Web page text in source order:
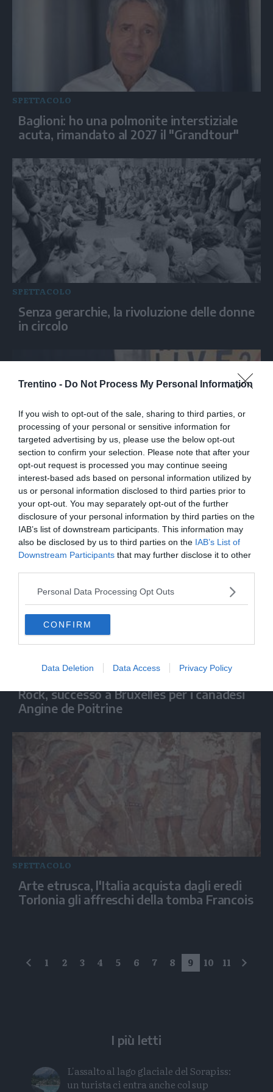
Trentino - Do Not Process My Personal Information
If you wish to opt-out of the sale, sharing to third parties, or
processing of your personal or sensitive information for
targeted advertising by us, please use the below opt-out
section to confirm your selection. Please note that after your
opt-out request is processed you may continue seeing
interest-based ads based on personal information utilized by
us or personal information disclosed to third parties prior to
your opt-out. You may separately opt-out of the further
disclosure of your personal information by third parties on the
IAB’s list of downstream participants. This information may
also be disclosed by us to third parties on the IAB’s List of
Downstream Participants that may further disclose it to other
Personal Data Processing Opt Outs
CONFIRM
Data Deletion Data Access Privacy Policy
SPETTACOLO
Baglioni: ho una polmonite interstiziale
acuta, rimandato al 2027 il "Grandtour"
SPETTACOLO
Senza gerarchie, la rivoluzione delle donne
in circolo
SPETTACOLO
Vasco Rossi: "La musica e' forma di
condivisione, ci salvera'"
SPETTACOLO
Rock, successo a Bruxelles per i canadesi
Angine de Poitrine
SPETTACOLO
Arte etrusca, l'Italia acquista dagli eredi
Torlonia gli affreschi della tomba Francois
precedente
1 2 3 4 5 6 7 8 9 10 11
I più letti
L'assalto al lago glaciale del Sorapiss:
un turista ci entra anche col sup